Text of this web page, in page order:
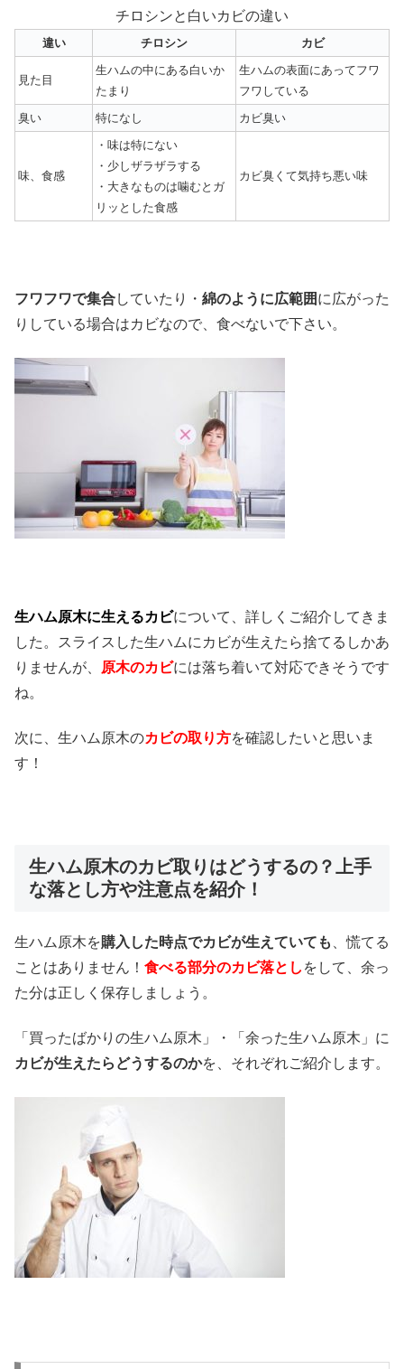
チロシンと白いカビの違い
違い チロシン カビ
見た目
生ハムの中にある白いか
たまり
生ハムの表面にあってフワ
フワしている
臭い
特になし カビ臭い
味、食感
・味は特にない
・少しザラザラする
・大きなものは噛むとガ
リッとした食感
カビ臭くて気持ち悪い味
フワフワで集合していたり・ 綿のように広範囲に広がった
りしている場合はカビなので、食べないで下さい。
生ハム原木に生えるカビについて、詳しくご紹介してきま
した。スライスした生ハムにカビが生えたら捨てるしかあ
りませんが、
原木のカビには落ち着いて対応できそうです
ね。
次に、生ハム原木のカビの取り方を確認したいと思いま
す！
生ハム原木のカビ取りはどうするの？上手
な落とし方や注意点を紹介！
生ハム原木を購入した時点でカビが生えていても
、慌てる
ことはありません！ 食べる部分のカビ落とし をして、余っ
た分は正しく保存しましょう。
「買ったばかりの生ハム原木」・「余った生ハム原木」に
カビが生えたらどうするのかを、それぞれご紹介します。